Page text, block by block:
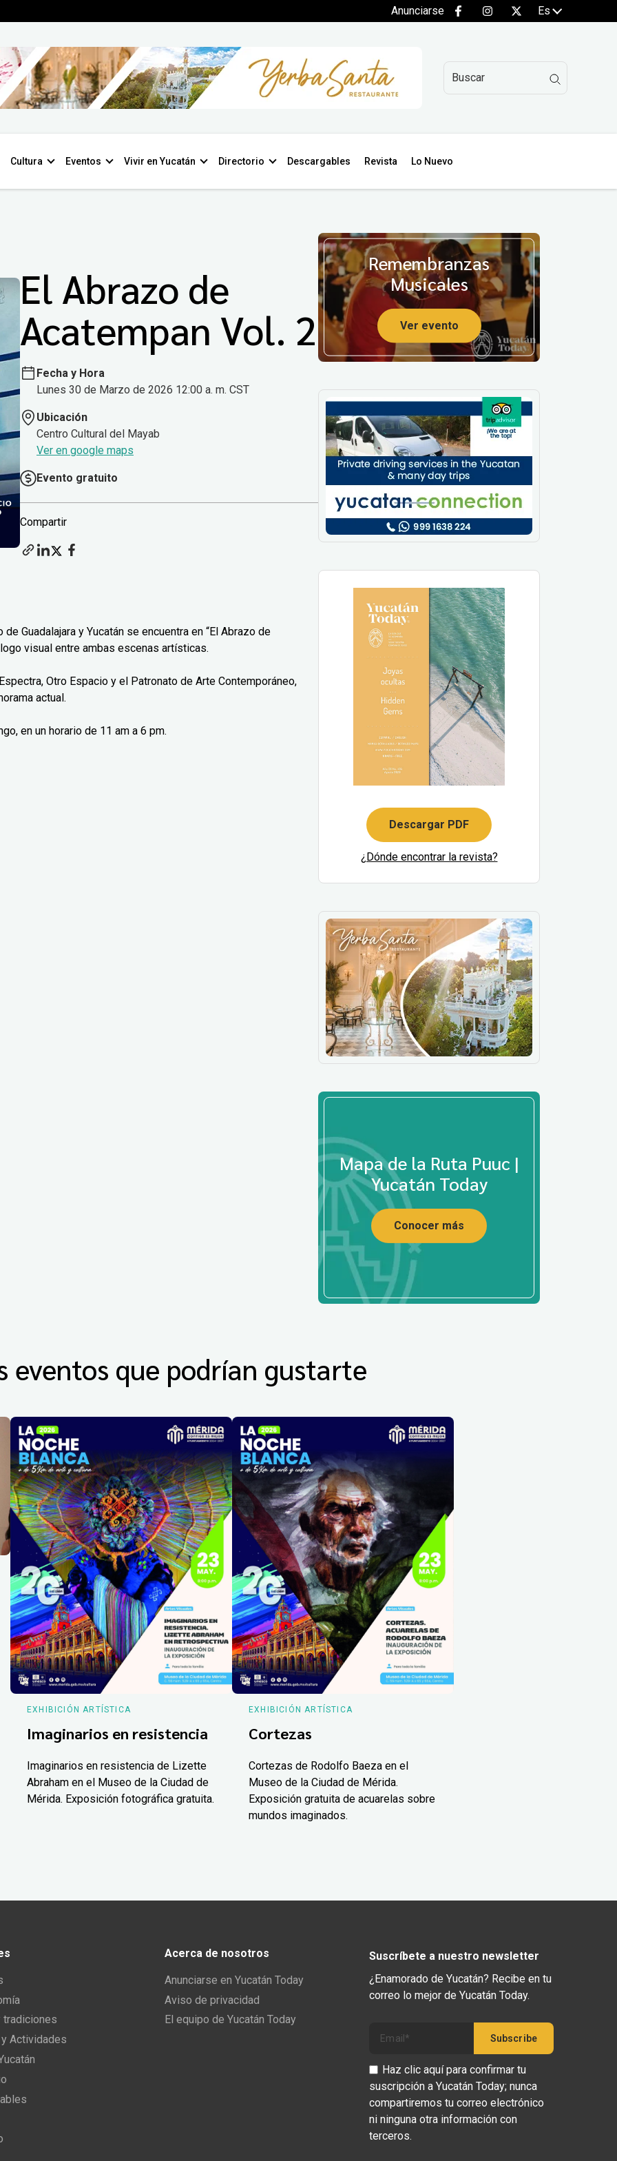
Anunciarse Es
Cultura Eventos Vivir en Yucatán Directorio Descargables Revista Lo Nuevo
El Abrazo de
Acatempan Vol. 2
Fecha y Hora
Lunes 30 de Marzo de 2026 12:00 a. m. CST
Ubicación
Centro Cultural del Mayab
Ver en google maps
Evento gratuito
Compartir
Guadalajara y Yucatán se encuentra en “El Abrazo de
visual entre ambas escenas artísticas.
Otro Espacio y el Patronato de Arte Contemporáneo,
actual.
en un horario de 11 am a 6 pm.
Remembranzas
Musicales
Ver evento
Descargar PDF
¿Dónde encontrar la revista?
Mapa de la Ruta Puuc |
Yucatán Today
Conocer más
eventos que podrían gustarte
EXHIBICIÓN ARTÍSTICA
Imaginarios en resistencia
Imaginarios en resistencia de Lizette
Abraham en el Museo de la Ciudad de
Mérida. Exposición fotográfica gratuita.
EXHIBICIÓN ARTÍSTICA
Cortezas
Cortezas de Rodolfo Baeza en el
Museo de la Ciudad de Mérida.
Exposición gratuita de acuarelas sobre
mundos imaginados.
tradiciones
Actividades
Acerca de nosotros
Anunciarse en Yucatán Today
Aviso de privacidad
El equipo de Yucatán Today
Suscríbete a nuestro newsletter
¿Enamorado de Yucatán? Recibe en tu
correo lo mejor de Yucatán Today.
Haz clic aquí para confirmar tu
suscripción a Yucatán Today; nunca
compartiremos tu correo electrónico
ni ninguna otra información con
terceros.